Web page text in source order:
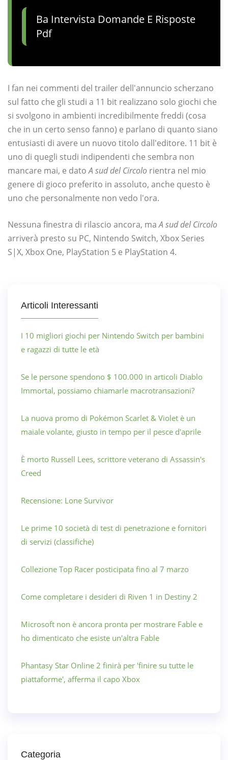
Ba Intervista Domande E Risposte
Pdf
I fan nei commenti del trailer dell'annuncio scherzano
sul fatto che gli studi a 11 bit realizzano solo giochi che
si svolgono in ambienti incredibilmente freddi (cosa
che in un certo senso fanno) e parlano di quanto siano
entusiasti di avere un nuovo titolo dall'editore. 11 bit è
uno di quegli studi indipendenti che sembra non
mancare mai, e datoA sud del Circolo rientra nel mio
genere di gioco preferito in assoluto, anche questo è
uno che personalmente non vedo l'ora.
Nessuna finestra di rilascio ancora, maA sud del Circolo
arriverà presto su PC, Nintendo Switch, Xbox Series
S|X, Xbox One, PlayStation 5 e PlayStation 4.
Articoli Interessanti
I 10 migliori giochi per Nintendo Switch per bambini
e ragazzi di tutte le età
Se le persone spendono $ 100.000 in articoli Diablo
Immortal, possiamo chiamarle macrotransazioni?
La nuova promo di Pokémon Scarlet & Violet è un
maiale volante, giusto in tempo per il pesce d'aprile
È morto Russell Lees, scrittore veterano di Assassin's
Creed
Recensione: Lone Survivor
Le prime 10 società di test di penetrazione e fornitori
di servizi (classifiche)
Collezione Top Racer posticipata fino al 7 marzo
Come completare i desideri di Riven 1 in Destiny 2
Microsoft non è ancora pronta per mostrare Fable e
ho dimenticato che esiste un'altra Fable
Phantasy Star Online 2 finirà per 'finire su tutte le
piattaforme', afferma il capo Xbox
Categoria